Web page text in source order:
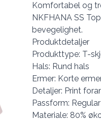
Komfortabel og
NKFHANA SS
bevegelighet.
Produktdetaljer
Produkttype: T-
Hals: Rund hals
Ermer: Korte
Detaljer: Print
Passform:
Materiale: 80%